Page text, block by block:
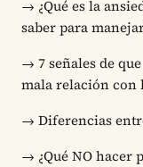
→ ¿Qué es la
saber para
→ 7 señales de
mala relación con
→ Diferencias
→ ¿Qué NO hacer